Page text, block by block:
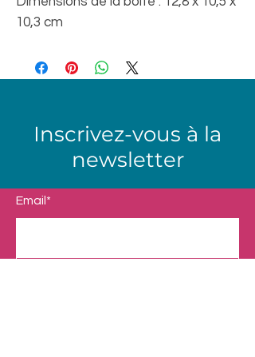
10,3 cm
Inscrivez-vous à la
newsletter
Email*